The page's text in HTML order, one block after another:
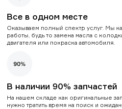
Все в одном месте
Оказываем полный спектр услуг. Мы
работы, будь то замена масла с
двигателя или покраска автомобиля.
В наличии 90% запчастей
На нашем складе как оригинальные
нужно тратить время на поиск и